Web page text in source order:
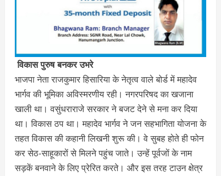
विकास पुरुष बनकर उभरे
भाजपा नेता राजकुमार हिसारिया के नेतृत्व वाले बोर्ड में महादेव
भार्गव की भूमिका अविस्मरणीय रही। नगरपरिषद का खजाना
खाली था। वसुंधराराजे सरकार ने बजट देने से मना कर दिया
था। विकास ठप था। महादेव भार्गव ने जन सहभागिता योजना के
तहत विकास की कहानी लिखनी शुरू की। वे सुबह होते ही फोन
कर सेठ-साहूकारों से मिलने पहुंच जाते। उन्हें पूर्वजों के नाम
सड़कें बनवाने के लिए प्रेरित करते। और इस तरह टाउन क्षेत्र